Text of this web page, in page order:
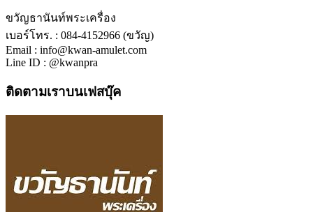
ขวัญธานันท์พระเครื่อง
เบอร์โทร. : 084-4152966 (ขวัญ)
Email : info@kwan-amulet.com
Line ID : @kwanpra
ติดตามเราบนเฟสบุ๊ค